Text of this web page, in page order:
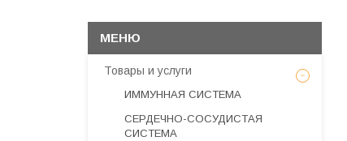
Товары и услуги
ИММУННАЯ СИСТЕМА
СЕРДЕЧНО-СОСУДИСТАЯ
СИСТЕМА